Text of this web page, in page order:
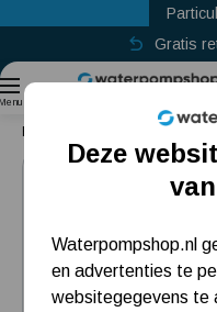
Gratis
Hydrofoorpomp
Deze
Waterpompshop.nl
en advertenties te
websitegegevens te